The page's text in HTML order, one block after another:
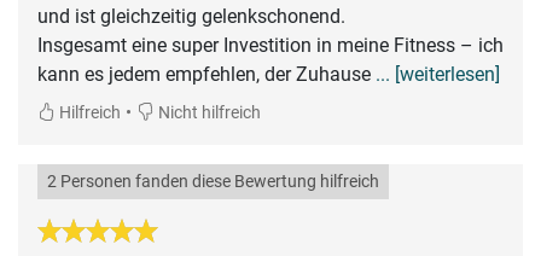
und ist gleichzeitig gelenkschonend.
Insgesamt eine super Investition in meine Fitness – ich
kann es jedem empfehlen, der Zuhause ... [weiterlesen]
Hilfreich • Nicht hilfreich
2 Personen fanden diese Bewertung hilfreich